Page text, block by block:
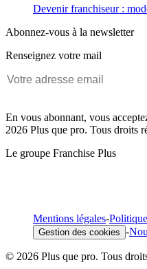
Devenir franchiseur :
Abonnez-vous à la newsletter
Renseignez votre mail
En vous abonnant, vous
2026 Plus que pro. Tous droits
Le groupe Franchise Plus
Mentions légales-
Gestion des cookies -
© 2026 Plus que pro. Tous